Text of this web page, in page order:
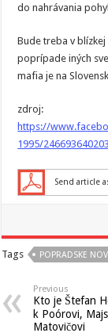
do nahrávania
Bude treba v
poprípade iných
mafia je na
zdroj:
https://
1995/
Send article
Tags POPRADSKE
Previous
Kto je Štefan
k Poórovi,
Matovičovi